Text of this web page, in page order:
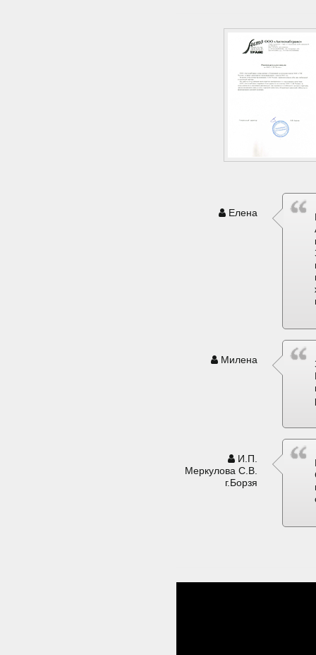
Елена
Милена
И.П.
Меркулова С.В.
г.Борзя